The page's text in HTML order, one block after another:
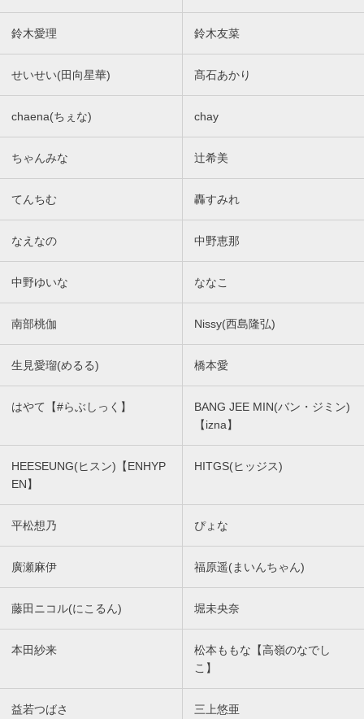
鈴木愛理 鈴木友菜
せいせい(田向星華) 髙石あかり
chaena(ちぇな) chay
ちゃんみな 辻希美
てんちむ 轟すみれ
なえなの 中野恵那
中野ゆいな ななこ
南部桃伽 Nissy(西島隆弘)
生見愛瑠(めるる) 橋本愛
はやて【#らぶしっく】
BANG JEE MIN(バン・ジミン)
【izna】
HEESEUNG(ヒスン)【ENHYP
EN】
HITGS(ヒッジス)
平松想乃 ぴょな
廣瀬麻伊 福原遥(まいんちゃん)
藤田ニコル(にこるん) 堀未央奈
本田紗来
松本ももな【高嶺のなでし
こ】
益若つばさ 三上悠亜